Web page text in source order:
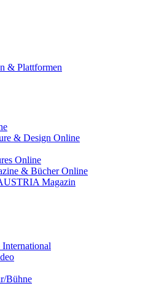
& Plattformen
& Design Online
Online
& Bücher Online
Magazin
Bühne